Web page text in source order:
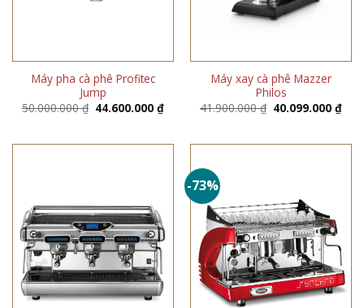
Máy pha cà phê Profitec
Jump
50.000.000₫ Giá
gốc
44.600.000₫Giá
44.600.000 ₫.
Máy xay cà phê Mazzer
Philos
41.900.000₫ Giá
gốc
40.099.000₫Giá
-73%